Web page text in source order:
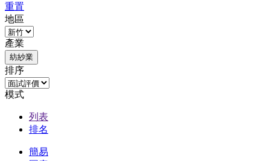
重置
地區
產業
紡紗業
排序
模式
列表
排名
簡易